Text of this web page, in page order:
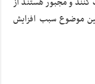
موضوع سبب افزایش